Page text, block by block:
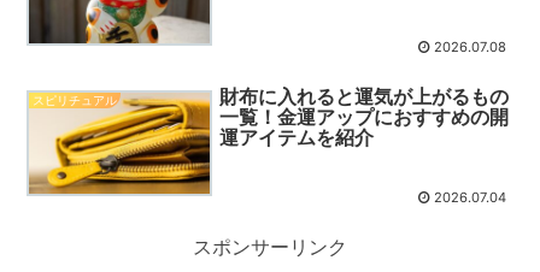
2026.07.08
スピリチュアル
財布に入れると運気が上がるもの
一覧！金運アップにおすすめの開
運アイテムを紹介
2026.07.04
スポンサーリンク